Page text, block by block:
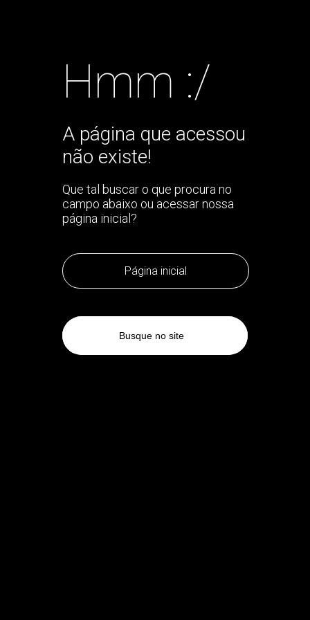
Hmm :/
A página que acessou
não existe!
Que tal buscar o que procura no
campo abaixo ou acessar nossa
página inicial?
Página inicial